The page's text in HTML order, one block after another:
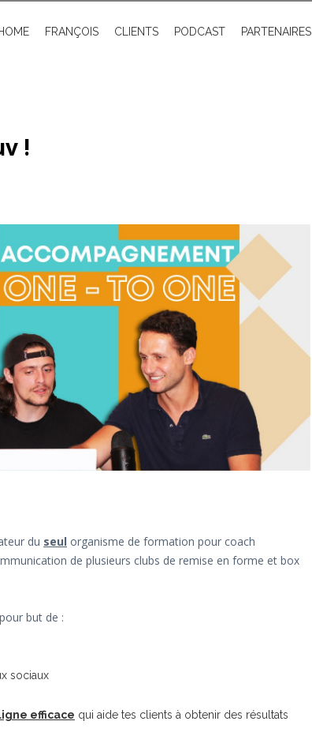
FRANÇOIS CLIENTS PODCAST PARTENAIRES
!
du seul organisme de formation pour coach
de plusieurs clubs de remise en forme et box
but de :
sociaux
efficace qui aide tes clients à obtenir des résultats